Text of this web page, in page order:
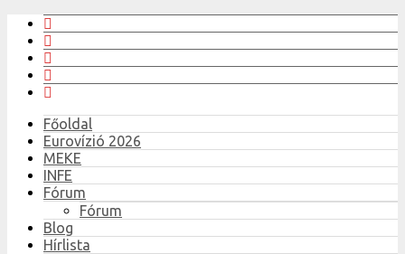
Főoldal
Eurovízió 2026
MEKE
INFE
Fórum
Fórum
Blog
Hírlista